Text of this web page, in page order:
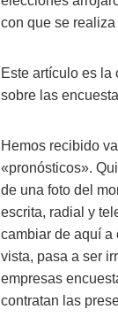
con que se
Este artículo es
sobre las
Hemos recibido
«pronósticos».
de una foto del
escrita, radial y
cambiar de aquí
vista, pasa a ser
empresas
contratan las